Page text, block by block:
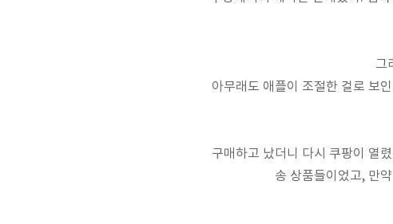
그
아무래도 애플이 조절한 걸로 보
구매하고 났더니 다시 쿠팡이 열
송 상품들이었고, 만